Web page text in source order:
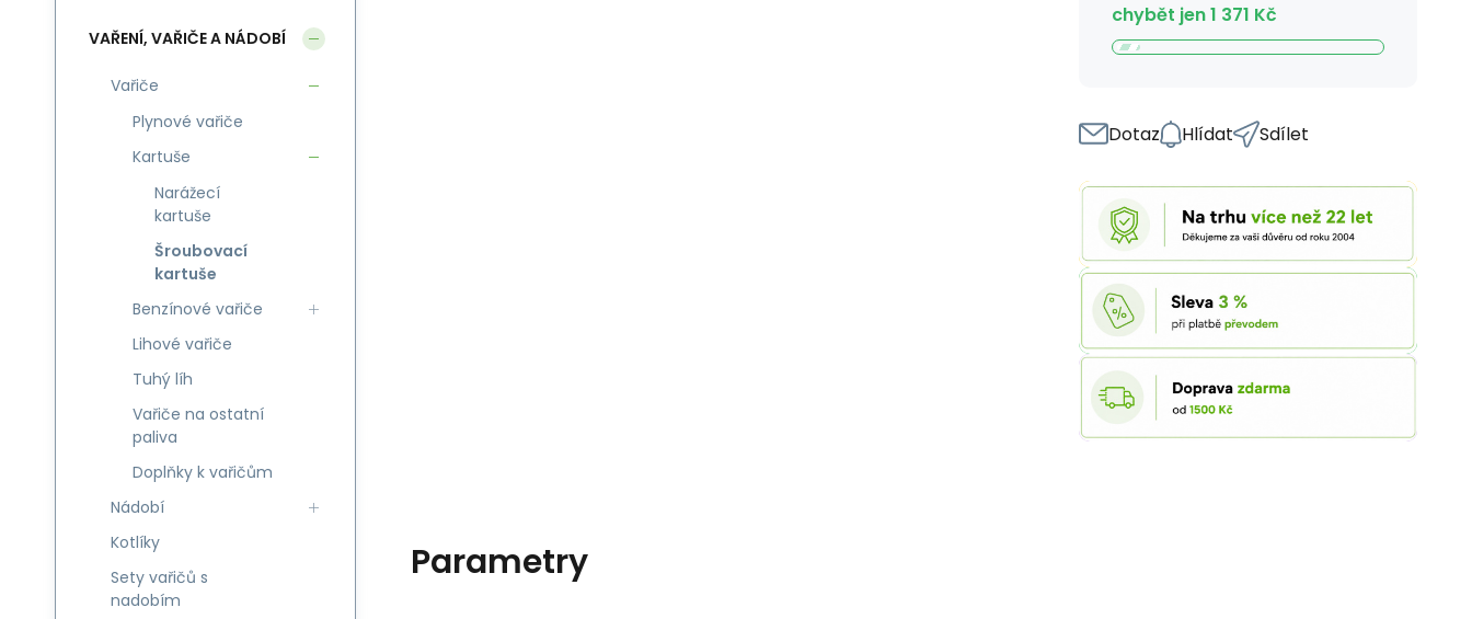
chybět jen1 371 Kč
Dotaz Hlídat Sdílet
Parametry
VAŘENÍ, VAŘIČE A NÁDOBÍ
Vařiče
Plynové vařiče
Kartuše
Narážecí
kartuše
Šroubovací
kartuše
Benzínové vařiče
Lihové vařiče
Tuhý líh
Vařiče na ostatní
paliva
Doplňky k vařičům
Nádobí
Kotlíky
Sety vařičů s
nadobím